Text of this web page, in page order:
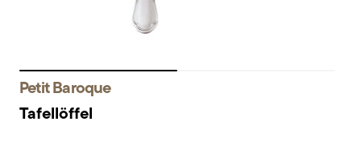
Petit Baroque
Tafellöffel